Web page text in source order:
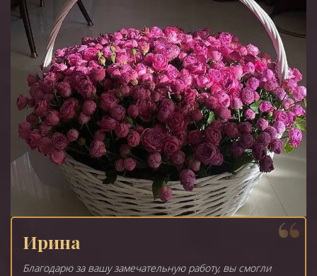
Ирина
Благодарю за вашу замечательную работу, вы смогли